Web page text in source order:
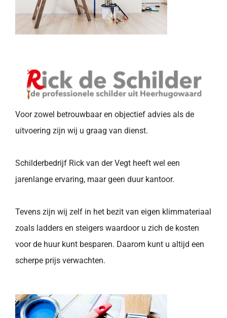
Voor zowel betrouwbaar en objectief advies als de
uitvoering zijn wij u graag van dienst.
Schilderbedrijf Rick van der Vegt heeft wel een
jarenlange ervaring, maar geen duur kantoor.
Tevens zijn wij zelf in het bezit van eigen klimmateriaal
zoals ladders en steigers waardoor u zich de kosten
voor de huur kunt besparen. Daarom kunt u altijd een
scherpe prijs verwachten.